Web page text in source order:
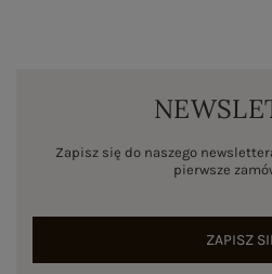
Zapisz się do naszego
pierwsze
ZAPISZ